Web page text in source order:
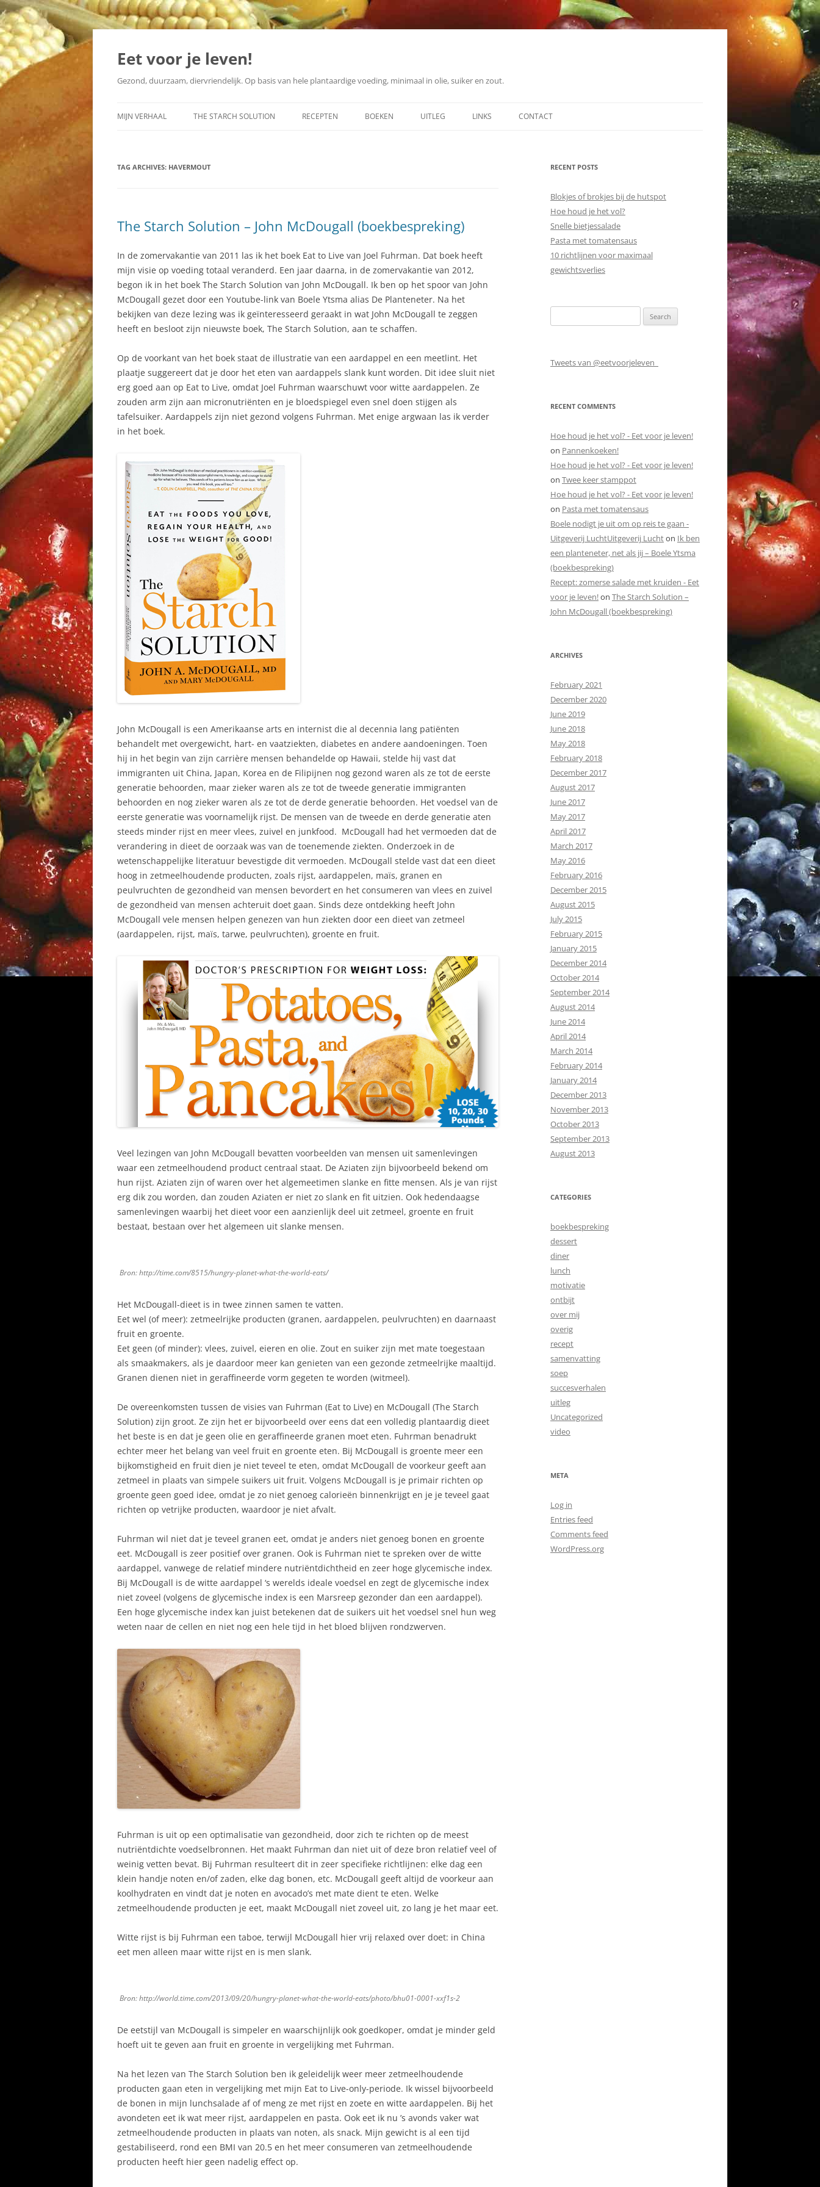
Skip
Eet voor je leven!
Gezond, duurzaam, diervriendelijk. Op basis van hele plantaardige voeding, minimaal in olie, suiker en zout.
MIJN VERHAAL
2013
THE STARCH SOLUTION
NEDERLANDSE VERTALING
RECEPTEN
OVERIG (SAUZEN, ETC.)
BOEKEN UITLEG LINKS CONTACT
TAG ARCHIVES: HAVERMOUT
The Starch Solution – John McDougall (boekbespreking)
In de zomervakantie van 2011 las ik het boek Eat to Live van Joel Fuhrman. Dat boek heeft
mijn visie op voeding totaal veranderd. Een jaar daarna, in de zomervakantie van 2012,
begon ik in het boek The Starch Solution van John McDougall. Ik ben op het spoor van John
McDougall gezet door een Youtube-link van Boele Ytsma alias De Planteneter. Na het
bekijken van deze lezing was ik geïnteresseerd geraakt in wat John McDougall te zeggen
heeft en besloot zijn nieuwste boek, The Starch Solution, aan te schaffen.
Op de voorkant van het boek staat de illustratie van een aardappel en een meetlint. Het
plaatje suggereert dat je door het eten van aardappels slank kunt worden. Dit idee sluit niet
erg goed aan op Eat to Live, omdat Joel Fuhrman waarschuwt voor witte aardappelen. Ze
zouden arm zijn aan micronutriënten en je bloedspiegel even snel doen stijgen als
tafelsuiker. Aardappels zijn niet gezond volgens Fuhrman. Met enige argwaan las ik verder
in het boek.
John McDougall is een Amerikaanse arts en internist die al decennia lang patiënten
behandelt met overgewicht, hart- en vaatziekten, diabetes en andere aandoeningen. Toen
hij in het begin van zijn carrière mensen behandelde op Hawaii, stelde hij vast dat
immigranten uit China, Japan, Korea en de Filipijnen nog gezond waren als ze tot de eerste
generatie behoorden, maar zieker waren als ze tot de tweede generatie immigranten
behoorden en nog zieker waren als ze tot de derde generatie behoorden. Het voedsel van de
eerste generatie was voornamelijk rijst. De mensen van de tweede en derde generatie aten
steeds minder rijst en meer vlees, zuivel en junkfood. McDougall had het vermoeden dat de
verandering in dieet de oorzaak was van de toenemende ziekten. Onderzoek in de
wetenschappelijke literatuur bevestigde dit vermoeden. McDougall stelde vast dat een dieet
hoog in zetmeelhoudende producten, zoals rijst, aardappelen, maïs, granen en
peulvruchten de gezondheid van mensen bevordert en het consumeren van vlees en zuivel
de gezondheid van mensen achteruit doet gaan. Sinds deze ontdekking heeft John
McDougall vele mensen helpen genezen van hun ziekten door een dieet van zetmeel
(aardappelen, rijst, maïs, tarwe, peulvruchten), groente en fruit.
Veel lezingen van John McDougall bevatten voorbeelden van mensen uit samenlevingen
waar een zetmeelhoudend product centraal staat. De Aziaten zijn bijvoorbeeld bekend om
hun rijst. Aziaten zijn of waren over het algemeetimen slanke en fitte mensen. Als je van rijst
erg dik zou worden, dan zouden Aziaten er niet zo slank en fit uitzien. Ook hedendaagse
samenlevingen waarbij het dieet voor een aanzienlijk deel uit zetmeel, groente en fruit
bestaat, bestaan over het algemeen uit slanke mensen.
Bron: http://time.com/8515/hungry-planet-what-the-world-eats/
Het McDougall-dieet is in twee zinnen samen te vatten.
Eet wel (of meer): zetmeelrijke producten (granen, aardappelen, peulvruchten) en daarnaast
fruit en groente.
Eet geen (of minder): vlees, zuivel, eieren en olie. Zout en suiker zijn met mate toegestaan
als smaakmakers, als je daardoor meer kan genieten van een gezonde zetmeelrijke maaltijd.
Granen dienen niet in geraffineerde vorm gegeten te worden (witmeel).
De overeenkomsten tussen de visies van Fuhrman (Eat to Live) en McDougall (The Starch
Solution) zijn groot. Ze zijn het er bijvoorbeeld over eens dat een volledig plantaardig dieet
het beste is en dat je geen olie en geraffineerde granen moet eten. Fuhrman benadrukt
echter meer het belang van veel fruit en groente eten. Bij McDougall is groente meer een
bijkomstigheid en fruit dien je niet teveel te eten, omdat McDougall de voorkeur geeft aan
zetmeel in plaats van simpele suikers uit fruit. Volgens McDougall is je primair richten op
groente geen goed idee, omdat je zo niet genoeg calorieën binnenkrijgt en je je teveel gaat
richten op vetrijke producten, waardoor je niet afvalt.
Fuhrman wil niet dat je teveel granen eet, omdat je anders niet genoeg bonen en groente
eet. McDougall is zeer positief over granen. Ook is Fuhrman niet te spreken over de witte
aardappel, vanwege de relatief mindere nutriëntdichtheid en zeer hoge glycemische index.
Bij McDougall is de witte aardappel ‘s werelds ideale voedsel en zegt de glycemische index
niet zoveel (volgens de glycemische index is een Marsreep gezonder dan een aardappel).
Een hoge glycemische index kan juist betekenen dat de suikers uit het voedsel snel hun weg
weten naar de cellen en niet nog een hele tijd in het bloed blijven rondzwerven.
Fuhrman is uit op een optimalisatie van gezondheid, door zich te richten op de meest
nutriëntdichte voedselbronnen. Het maakt Fuhrman dan niet uit of deze bron relatief veel of
weinig vetten bevat. Bij Fuhrman resulteert dit in zeer specifieke richtlijnen: elke dag een
klein handje noten en/of zaden, elke dag bonen, etc. McDougall geeft altijd de voorkeur aan
koolhydraten en vindt dat je noten en avocado’s met mate dient te eten. Welke
zetmeelhoudende producten je eet, maakt McDougall niet zoveel uit, zo lang je het maar eet.
Witte rijst is bij Fuhrman een taboe, terwijl McDougall hier vrij relaxed over doet: in China
eet men alleen maar witte rijst en is men slank.
Bron: http://world.time.com/2013/09/20/hungry-planet-what-the-world-eats/photo/bhu01-0001-xxf1s-2
De eetstijl van McDougall is simpeler en waarschijnlijk ook goedkoper, omdat je minder geld
hoeft uit te geven aan fruit en groente in vergelijking met Fuhrman.
Na het lezen van The Starch Solution ben ik geleidelijk weer meer zetmeelhoudende
producten gaan eten in vergelijking met mijn Eat to Live-only-periode. Ik wissel bijvoorbeeld
de bonen in mijn lunchsalade af of meng ze met rijst en zoete en witte aardappelen. Bij het
avondeten eet ik wat meer rijst, aardappelen en pasta. Ook eet ik nu ’s avonds vaker wat
zetmeelhoudende producten in plaats van noten, als snack. Mijn gewicht is al een tijd
gestabiliseerd, rond een BMI van 20.5 en het meer consumeren van zetmeelhoudende
producten heeft hier geen nadelig effect op.
RECENT POSTS
Blokjes of brokjes bij de hutspot
Hoe houd je het vol?
Snelle bietjessalade
Pasta met tomatensaus
10 richtlijnen voor maximaal
gewichtsverlies
for:
Tweets van @eetvoorjeleven_
RECENT COMMENTS
Hoe houd je het vol? - Eet voor je leven!
on Pannenkoeken!
Hoe houd je het vol? - Eet voor je leven!
on Twee keer stamppot
Hoe houd je het vol? - Eet voor je leven!
on Pasta met tomatensaus
Boele nodigt je uit om op reis te gaan -
Uitgeverij LuchtUitgeverij Luchton Ik ben
een planteneter, net als jij – Boele Ytsma
(boekbespreking)
Recept: zomerse salade met kruiden - Eet
voor je leven!on The Starch Solution –
John McDougall (boekbespreking)
ARCHIVES
February 2021
December 2020
June 2019
June 2018
May 2018
February 2018
December 2017
August 2017
June 2017
May 2017
April 2017
March 2017
May 2016
February 2016
December 2015
August 2015
July 2015
February 2015
January 2015
December 2014
October 2014
September 2014
August 2014
June 2014
April 2014
March 2014
February 2014
January 2014
December 2013
November 2013
October 2013
September 2013
August 2013
CATEGORIES
boekbespreking
dessert
diner
lunch
motivatie
ontbijt
over mij
overig
recept
samenvatting
soep
succesverhalen
uitleg
Uncategorized
video
META
Log in
Entries feed
Comments feed
WordPress.org